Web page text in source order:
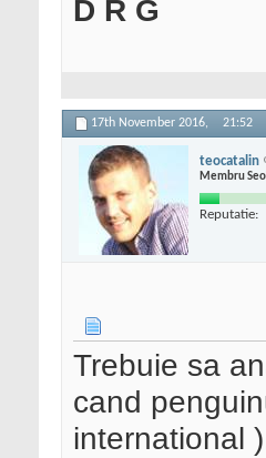
D R G
17th November 2016, 21:52
teocatalin
Membru
Reputatie:
Trebuie sa
cand
international